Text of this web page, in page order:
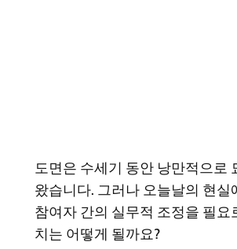
도면은 수세기 동안 낭만적으로
왔습니다. 그러나 오늘날의 현
참여자 간의 실무적 조정을 필
치는 어떻게 될까요?